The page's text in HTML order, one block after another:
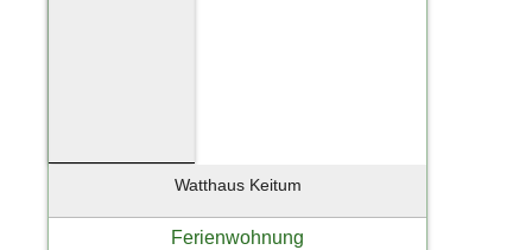
Watthaus Keitum
Ferienwohnung